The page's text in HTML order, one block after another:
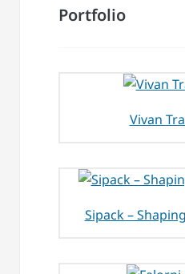
Portfolio
Vivan
Sipack –